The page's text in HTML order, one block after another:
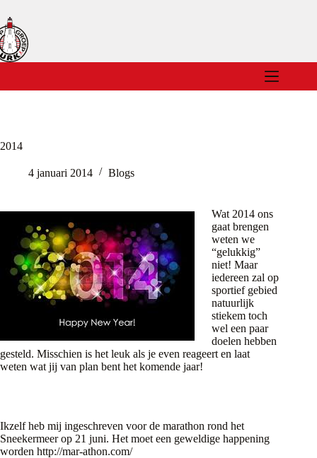
naar
de
inhoud
2014
4 januari 2014 Blogs
Wat 2014 ons
gaat brengen
weten we
“gelukkig”
niet! Maar
iedereen zal op
sportief gebied
natuurlijk
stiekem toch
wel een paar
doelen hebben
gesteld. Misschien is het leuk als je even reageert en laat
weten wat jij van plan bent het komende jaar!
Ikzelf heb mij ingeschreven voor de marathon rond het
Sneekermeer op 21 juni. Het moet een geweldige happening
worden http://mar-athon.com/